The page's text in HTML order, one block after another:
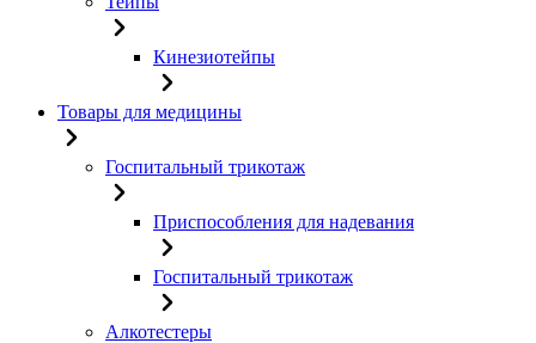
Кинезиотейпы
Товары для медицины
Госпитальный трикотаж
Приспособления для надевания
Госпитальный трикотаж
Алкотестеры